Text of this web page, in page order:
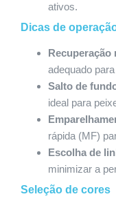
ativos.
Dicas de
Recuperação
adequado
Salto de
ideal para
rápida (MF)
Escolha de
minimizar a
Seleção de cores